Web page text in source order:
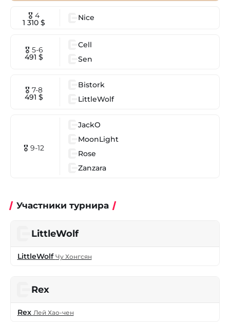
🎖 4
1 310 $
Nice
🎖 5-6
491 $
Cell
Sen
🎖 7-8
491 $
Bistork
LittleWolf
🎖 9-12
JackO
MoonLight
Rose
Zanzara
Участники турнира
LittleWolf
LittleWolf Чу Хонгсян
Rex
Rex Лей Хао-чен